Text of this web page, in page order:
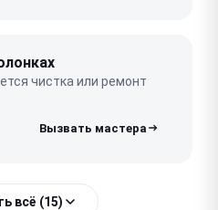
чистка или ремонт
всё (15)